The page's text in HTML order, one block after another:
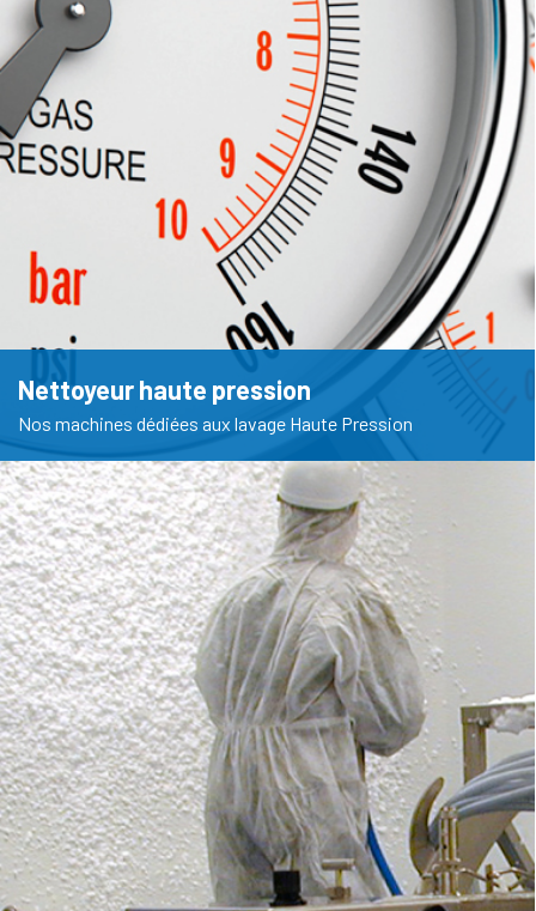
Nettoyeur haute pression
Nos machines dédiées aux lavage Haute Pression